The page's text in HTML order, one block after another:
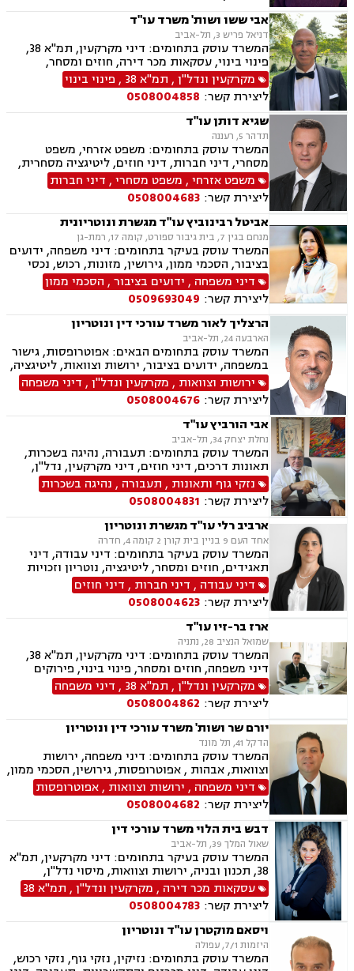
מקרקעי ישראל, צווי הריסה, דיני משפחה, ידועים
בציבור, אפוטרופסות, הסכמי ממון, גירושין, חלוקת
רכוש, מעמד אישי, דיני חברות, הוצאה לפועל,
מחיקת רישום פלילי, תעבורה, פש"ר, חדלות פירעון,
לשון הרע, ירושות וצוואות, נוטריון, נוטריון אנגלית
אבי ששו ושות' משרד עו"ד
דניאל פריש 3, תל-אביב
המשרד עוסק בתחומים: דיני מקרקעין, תמ"א 38,
פינוי בינוי, עסקאות מכר דירה, חוזים ומסחר,
נוטריון, נדל"ן.
מקרקעין ונדל"ן, תמ"א 38 , פינוי בינוי
ליצירת קשר: 0508004858
שגיא דותן עו"ד
תדהר 5, רעננה
המשרד עוסק בתחומים: משפט אזרחי, משפט
מסחרי, דיני חברות, דיני חוזים, ליטיגציה מסחרית,
מסחר בינלאומי, סכסוך בין בעלי מניות
משפט אזרחי , משפט מסחרי, דיני חברות
ליצירת קשר: 0508004683
אביטל רבינוביץ עו"ד מגשרת ונוטריונית
מנחם בגין 7, בית גיבור ספורט, קומה 17, רמת-גן
המשרד עוסק בעיקר בתחומים: דיני משפחה, ידועים
בציבור, הסכמי ממון, גירושין, מזונות, רכוש, נכסי
קריירה, זמני שהות (החזקת ילדים/משמורת), ירושות
וצוואות, התנגדות לצוואה, גישור במשפחה, אימוץ,
מעמד אישי, ייפוי כוח מתמשך, עסקאות מכר דירה,
דיני חוזים.
דיני משפחה , ידועים בציבור, הסכמי ממון
ליצירת קשר: 0509693049
הרצליך לאור משרד עורכי דין ונוטריון
הארבעה 24, תל-אביב
המשרד עוסק בתחומים הבאים: אפוטרופסות, גישור
במשפחה, ידועים בציבור, ירושות וצוואות, ליטיגציה,
ליקויי בנייה, מיסוי נדל"ן, עסקאות מכר דירה,
קבוצות רכישה, תכנון ובניה, דיני חוזים ומסחר, דיני
מקרקעין, דיני משפחה, אבהות , גירושין, דיור מוגן,
הורות חד מינית, מגרשים חקלאיים, מזונות,
קבוצות רכישה, הוצאה לפועל.
ירושות וצוואות , מקרקעין ונדל"ן, דיני משפחה
ליצירת קשר: 0508004676
אבי הורביץ עו"ד
נחלת יצחק 34, תל-אביב
המשרד עוסק בתחומים: תעבורה, נהיגה בשכרות,
תאונות דרכים, דיני חוזים, דיני מקרקעין, נדל"ן,
עסקאות מכר דירה, ליקויי בנייה, ירושות וצוואות,
דיור מוגן, נזיקין, דיני תאגידים, זכויות אדם, לשון
ובניה
נזקי גוף ותאונות , תעבורה , נהיגה בשכרות
ליצירת קשר: 0508004831
ארביב רלי עו"ד מגשרת ונוטריון
אחד העם 9 בניין בית קורן 2 קומה 4, חדרה
המשרד עוסק בעיקר בתחומים: דיני עבודה, דיני
תאגידים, חוזים ומסחר, ליטיגציה, נוטריון וזכויות
נשים בהריון.
דיני עבודה , דיני חברות , דיני חוזים
ליצירת קשר: 0508004623
ארז בר-זיו עו"ד
שמואל הנציב 28, נתניה
המשרד עוסק בתחומים: דיני מקרקעין, תמ"א 38,
דיני משפחה, חוזים ומסחר, פינוי בינוי, פירוקים
והקפאות הליכים, תכנון ובניה, מזונות, לשון הרע,
ליטיגציה, גישור במשפחה, ירושות וצוואות, משמורת,
משפט אזרחי , סדר דין אזרחי וראיות, עסקאות מכר
דירה, ערבויות ושטרות , פינוי מושכר, תאונות
עבודה, תביעות יצוגיות, אבהות , אפוטרופסות,
גירושין, גישור ובוררויות, דיני עבודה, חלוקת רכוש.
מקרקעין ונדל"ן, תמ"א 38 , דיני משפחה
ליצירת קשר: 0508004862
יורם שר ושות' משרד עורכי דין ונוטריון
הדקל 41, תל מונד
המשרד עוסק בתחומים: דיני משפחה, ירושות
וצוואות, אבהות , אפוטרופסות, גירושין, הסכמי ממון,
ידועים בציבור, מזונות, משמורת, אזרחויות ואשרות,
דיני הגירה, הסדרת מעמד בישראל.
דיני משפחה , ירושות וצוואות ,אפוטרופסות
ליצירת קשר: 0508004682
דבש בית הלוי משרד עורכי דין
שאול המלך 39, תל-אביב
המשרד עוסק בעיקר בתחומים: דיני מקרקעין, תמ"א
38, תכנון ובניה, ירושות וצוואות, מיסוי נדל"ן,
עסקאות מכר דירה, פינוי בינוי, קבוצות רכישה,
רשויות מקומיות.
עסקאות מכר דירה , מקרקעין ונדל"ן, תמ"א 38
ליצירת קשר: 0508004783
ויסאם מוקטרן עו"ד ונוטריון
היזמות 7/1, עפולה
המשרד עוסק בתחומים: נזיקין, נזקי גוף, נזקי רכוש,